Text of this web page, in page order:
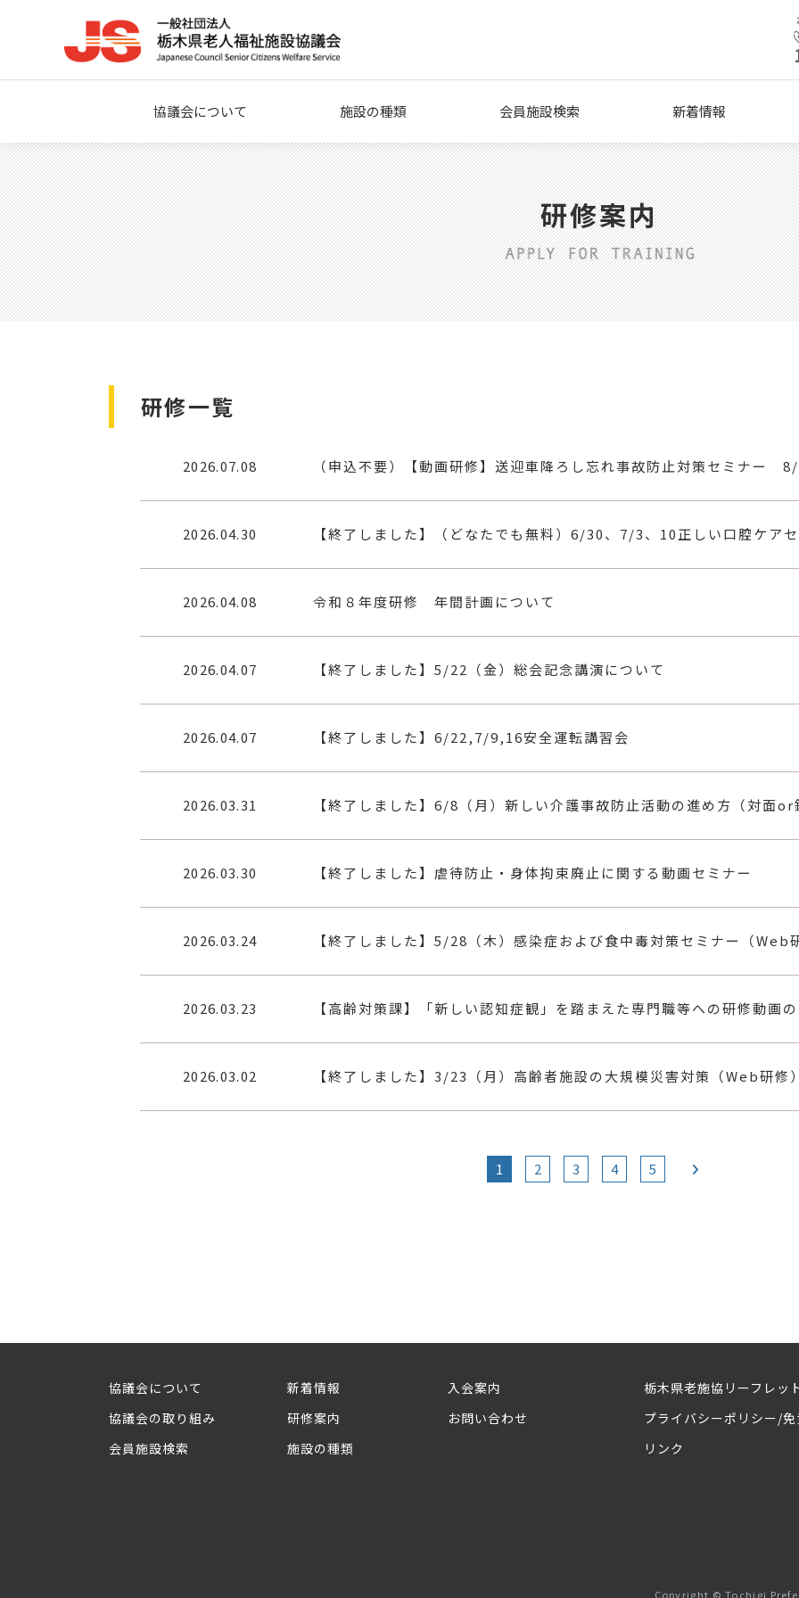
協議会について 施設の種類 会員施設検索 新着情報
研修案内
研修一覧
2026.07.08
2026.04.30 【終了しました】（どなたでも無料）6/30、7/3、10正しい口腔ケア
2026.04.08 令和８年度研修 年間計画について
2026.04.07 【終了しました】5/22（金）総会記念講演について
2026.04.07 【終了しました】6/22,7/9,16安全運転講習会
2026.03.31 【終了しました】6/8（月）新しい介護事故防止活動の進め方（対面or
2026.03.30 【終了しました】虐待防止・身体拘束廃止に関する動画セミナー
2026.03.24 【終了しました】5/28（木）感染症および食中毒対策セミナー（Web
2026.03.23 【高齢対策課】「新しい認知症観」を踏まえた専門職等への研修動画
2026.03.02 【終了しました】3/23（月）高齢者施設の大規模災害対策（Web研修）
1 2 3 4 5
協議会について
協議会の取り組み
会員施設検索
新着情報
研修案内
施設の種類
入会案内
お問い合わせ
栃木県老施協リーフレッ
プライバシーポリシー/
リンク
Copyright © Tochigi